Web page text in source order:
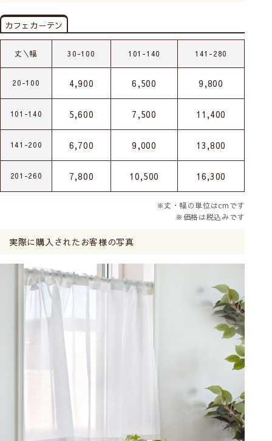
カフェカーテン
丈＼幅 30-100 101-140 141-280
20-100 4,900 6,500 9,800
101-140 5,600 7,500 11,400
141-200 6,700 9,000 13,800
201-260 7,800 10,500 16,300
※丈・幅の単位はcmです
※価格は税込みです
実際に購入されたお客様の写真